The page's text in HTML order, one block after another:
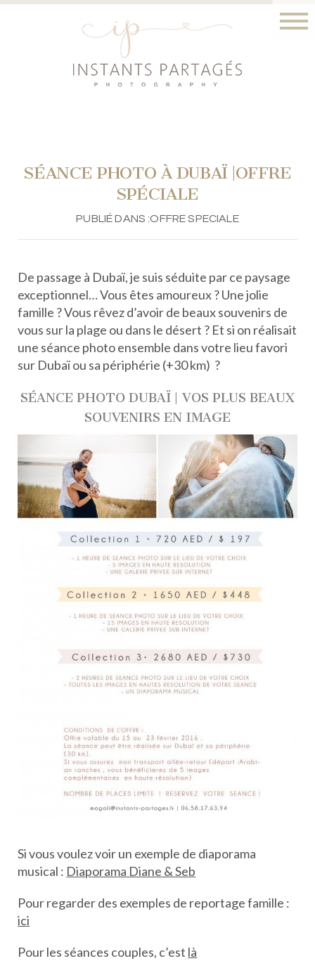
SÉANCE PHOTO À DUBAÏ |OFFRE
SPÉCIALE
PUBLIÉ DANS :OFFRE SPECIALE
De passage à Dubaï, je suis séduite par ce paysage
exceptionnel… Vous êtes amoureux ? Une jolie
famille ? Vous rêvez d’avoir de beaux souvenirs de
vous sur la plage ou dans le désert ? Et si on réalisait
une séance photo ensemble dans votre lieu favori
sur Dubaï ou sa périphérie (+30 km) ?
SÉANCE PHOTO DUBAÏ | VOS PLUS BEAUX
SOUVENIRS EN IMAGE
Si vous voulez voir un exemple de diaporama
musical : Diaporama Diane & Seb
Pour regarder des exemples de reportage famille :
ici
Pour les séances couples, c’est là